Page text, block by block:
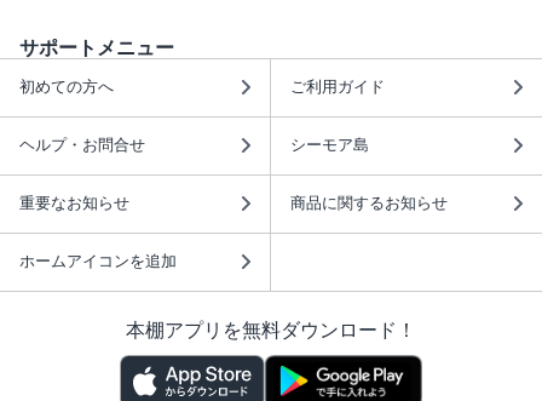
サポートメニュー
初めての方へ ご利用ガイド
ヘルプ・お問合せ シーモア島
重要なお知らせ 商品に関するお知らせ
ホームアイコンを追加
本棚アプリを無料ダウンロード！